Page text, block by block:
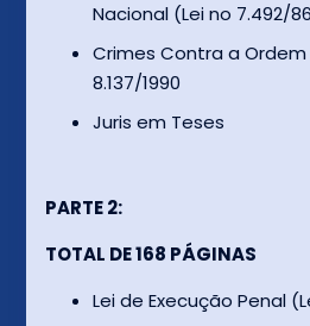
Nacional (Lei no 7.492/
Crimes Contra a Ordem
8.137/1990
Juris em Teses
PARTE 2:
TOTAL DE 168 PÁGINAS
Lei de Execução Penal